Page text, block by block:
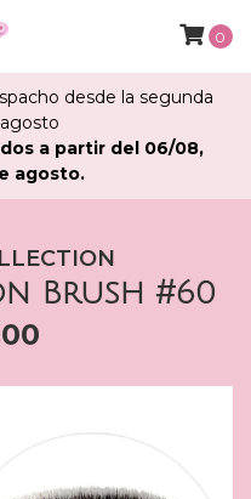
desde la segunda
a partir del 06/08,
agosto.
0
Brush #60